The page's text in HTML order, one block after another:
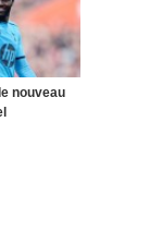
nouveau